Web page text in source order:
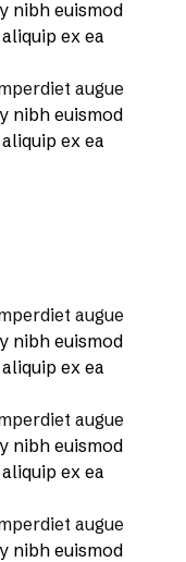
nibh euismod
ex ea
augue
nibh euismod
ex ea
augue
nibh euismod
ex ea
augue
nibh euismod
ex ea
augue
nibh euismod